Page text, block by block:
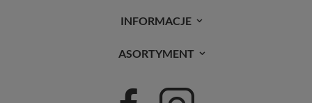
INFORMACJE
ASORTYMENT